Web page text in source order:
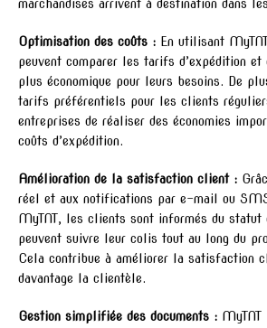
marchandises arrivent à destination dans
Optimisation des coûts : En utilisant
peuvent comparer les tarifs d’expédition
plus économique pour leurs besoins. De
tarifs préférentiels pour les clients
entreprises de réaliser des économies
coûts d’expédition.
Amélioration de la satisfaction client :
réel et aux notifications par e-mail ou
MyTNT, les clients sont informés du statut
peuvent suivre leur colis tout au long du
Cela contribue à améliorer la satisfaction
davantage la clientèle.
Gestion simplifiée des documents : MyTNT